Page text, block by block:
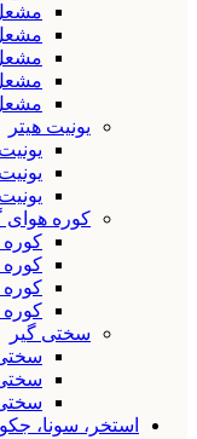
مشعل
یونیت هیتر
کوره هوای
کوره
کوره
سختی گیر
استخر، سونا،